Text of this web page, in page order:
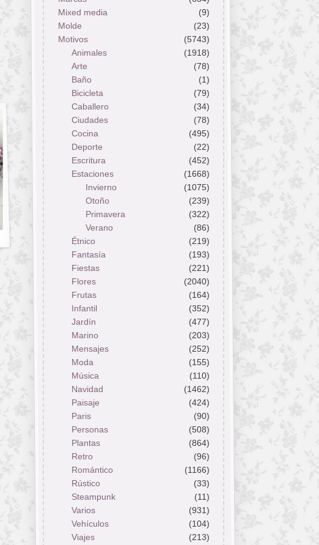
Mixed media
(9)
Molde
(23)
Motivos
(5743)
Animales
(1918)
Arte
(78)
Baño
(1)
Bicicleta
(79)
Caballero
(34)
Ciudades
(78)
Cocina
(495)
Deporte
(22)
Escritura
(452)
Estaciones
(1668)
Invierno
(1075)
Otoño
(239)
Primavera
(322)
Verano
(86)
Étnico
(219)
Fantasía
(193)
Fiestas
(221)
Flores
(2040)
Frutas
(164)
Infantil
(352)
Jardín
(477)
Marino
(203)
Mensajes
(252)
Moda
(155)
Música
(110)
Navidad
(1462)
Paisaje
(424)
Paris
(90)
Personas
(508)
Plantas
(864)
Retro
(96)
Romántico
(1166)
Rústico
(33)
Steampunk
(11)
Varios
(931)
Vehículos
(104)
Viajes
(213)